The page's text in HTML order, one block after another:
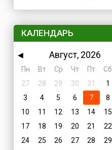
КАЛЕНДАРЬ
◀ Август, 2026
Пн
Вт Ср Чт Пт Сб
27
28 29 30 31 1
3
4 5 6 7 8
10
11 12 13 14 15
17
18 19 20 21 22
24
25 26 27 28 29